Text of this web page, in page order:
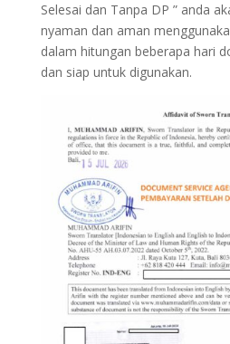
Selesai dan Tanpa DP ” anda
nyaman dan aman
dalam hitungan beberapa hari
dan siap untuk digunakan.